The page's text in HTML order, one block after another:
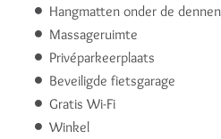
Hangmatten onder de dennen
Massageruimte
Privéparkeerplaats
Beveiligde fietsgarage
Gratis Wi-Fi
Winkel